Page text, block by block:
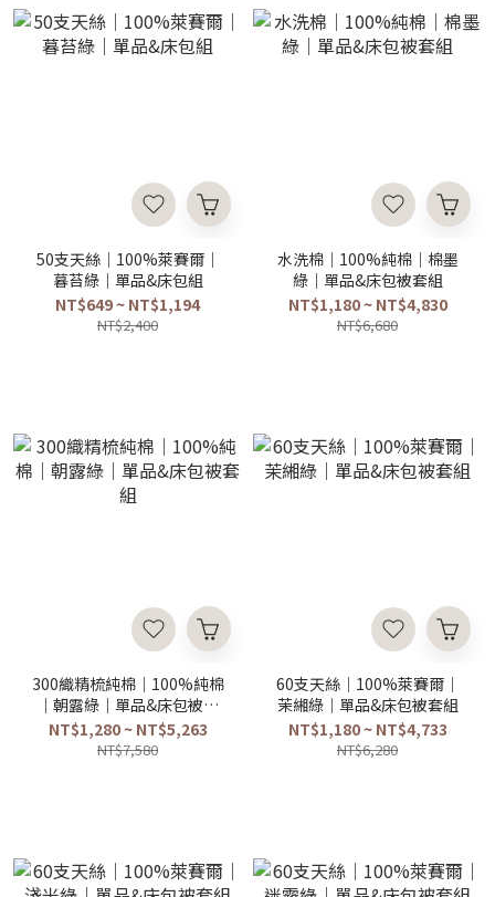
50支天絲｜100%萊賽爾｜
暮苔綠｜單品&床包組
NT$649 ~ NT$1,194
NT$2,400
水洗棉｜100%純棉｜棉墨
綠｜單品&床包被套組
NT$1,180 ~ NT$4,830
NT$6,680
300織精梳純棉｜100%純棉
｜朝露綠｜單品&床包被套
組
NT$1,280 ~ NT$5,263
NT$7,580
60支天絲｜100%萊賽爾｜
茉緗綠｜單品&床包被套組
NT$1,180 ~ NT$4,733
NT$6,280